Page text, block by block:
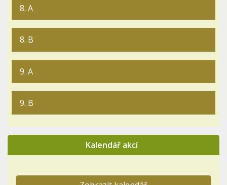
8. A
8. B
9. A
9. B
Kalendář akcí